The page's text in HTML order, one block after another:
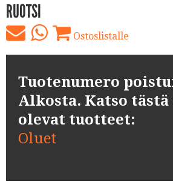
RUOTSI
Ostoslistalle
Tuotenumero
Alkosta. Katso tästä
olevat tuotteet:
Oluet